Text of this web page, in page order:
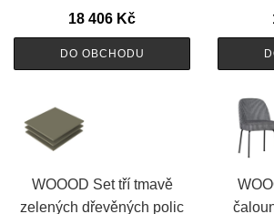
18 406 Kč
DO OBCHODU
WOOOD Set tří tmavě
zelených dřevěných polic